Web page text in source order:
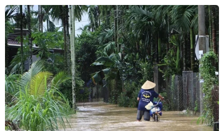
Cảnh sát phong tỏa hiện trường một vụ xả súng tại Mỹ. (Ảnh:
THX/TTXVN)
Sáng 7/6 theo giờ Việt Nam, cảnh sát Mỹ cho
biết ít nhất đã có 12 người bị thương trong vụ xả
súng hàng loạt xảy ra gần một lễ hội cộng đồng
ở thành phố Toledo, bang Ohio. Lực lượng chức